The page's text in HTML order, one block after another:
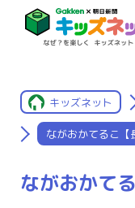
キッズネット
ながおかてるこ【
ながおかて